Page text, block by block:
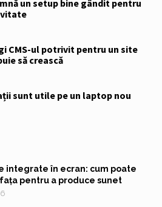
un setup bine gândit pentru
CMS-ul potrivit pentru un site
să crească
sunt utile pe un laptop nou
integrate în ecran: cum poate
pentru a produce sunet